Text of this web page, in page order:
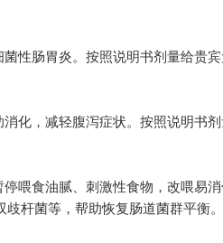
肠胃炎。按照说明书剂量给贵宾
，减轻腹泻症状。按照说明书剂
食油腻、刺激性食物，改喂易
杆菌等，帮助恢复肠道菌群平衡。